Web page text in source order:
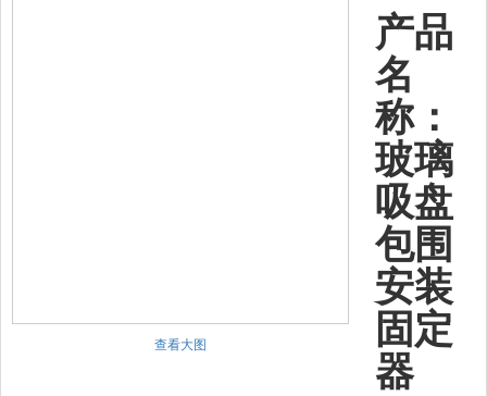
查看大图
产品
名
称：
玻璃
吸盘
包围
安装
固定
器